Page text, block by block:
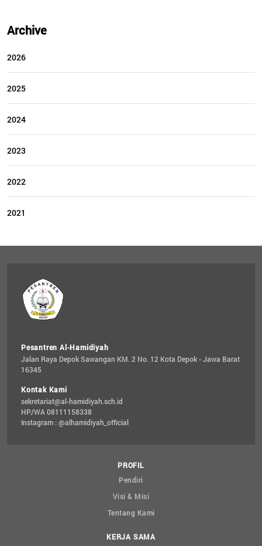
Archive
2026
2025
2024
2023
2022
2021
Pesantren Al-Hamidiyah
Jalan Raya Depok Sawangan KM. 2 No. 12 Kota Depok - Jawa Barat
16345
Kontak Kami
sekretariat@al-hamidiyah.sch.id
HP/WA 08111158338
Instagram : @alhamidiyah_official
PROFIL
Pendiri
Visi & Misi
Tentang Kami
KERJA SAMA